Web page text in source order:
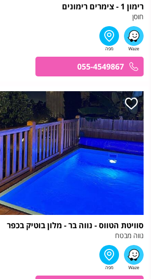
רימון 1 - צימרים רימונים
חוסן
055-4549867
סוויטת הטווס - נווה בר - מלון בוטיק בכפר
נווה מבטח